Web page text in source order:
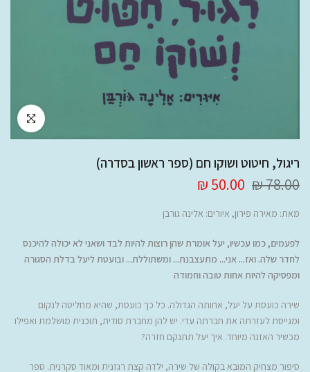
לחץ להגדלה
ריגול, חיטוט ושוקו חם (ספר ראשון בסדרה)
78.00 ₪
50.00 ₪
מאת: מאירה פירון, איורים: אלינה גורבן
לפעמים, כמו עכשיו, יעל אומרת שהן רוצות להיות לבד ושאני לא יכולה להיכנס
לחדר שלה. ואז... אני... מתעצבנת... ומשתוללת... ובועטת ליעל בדלת הסגורה
ומפסיקה להיות אחות טובה וחמודה
שירה כועסת על יעל, אחותה הגדולה. כל כך כועסת, שהיא מחליטה לנקום
ומגייסת לעזרתה את חברתה עדי. יש להן מחברת סודית, תוכנית מושלמת ואפילו
מכשיר האזנה מיוחד. איך יעל תתנקם חזרה?
סיפור מצחיק המובא בקולה של שירה, ילדה קצת רגזנית ומאוד סקרנית. ספר